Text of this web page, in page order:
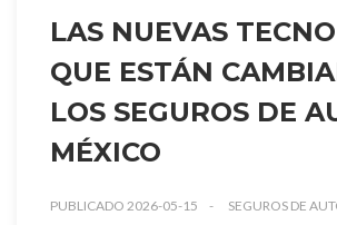
LAS NUEVAS
QUE ESTÁN
LOS SEGUROS DE
MÉXICO
PUBLICADO 2026-05-15 SEGUROS DE